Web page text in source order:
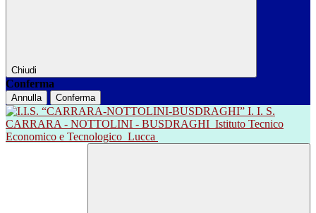
Chiudi
Conferma
Annulla Conferma
I. I. S.
CARRARA - NOTTOLINI - BUSDRAGHI Istituto Tecnico
Economico e Tecnologico Lucca